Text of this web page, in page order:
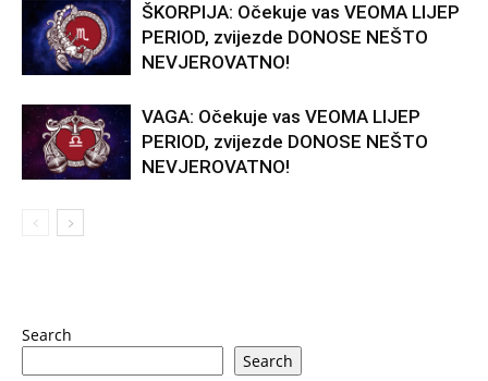
ŠKORPIJA: Očekuje vas VEOMA LIJEP
PERIOD, zvijezde DONOSE NEŠTO
NEVJEROVATNO!
VAGA: Očekuje vas VEOMA LIJEP
PERIOD, zvijezde DONOSE NEŠTO
NEVJEROVATNO!
Search
Search